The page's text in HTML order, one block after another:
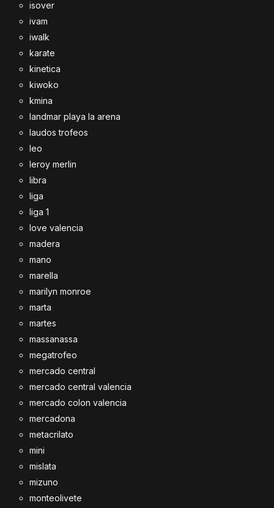
isover
ivam
iwalk
karate
kinetica
kiwoko
kmina
landmar playa la arena
laudos trofeos
leo
leroy merlin
libra
liga
liga 1
love valencia
madera
mano
marella
marilyn monroe
marta
martes
massanassa
megatrofeo
mercado central
mercado central valencia
mercado colon valencia
mercadona
metacrilato
mini
mislata
mizuno
monteolivete